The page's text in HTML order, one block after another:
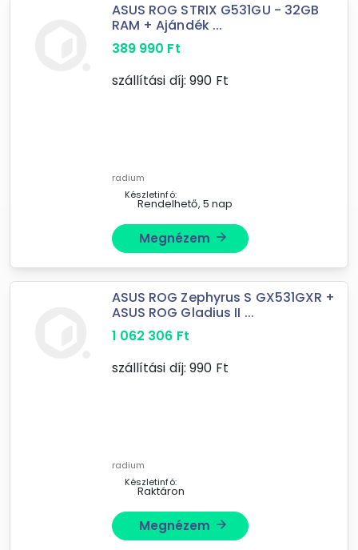
ASUS ROG STRIX G531GU - 32GB
RAM + Ajándék ...
389 990 Ft
szállítási díj: 990 Ft
radium
Készletinfó:
Rendelhető, 5 nap
Megnézem arrow_forward
ASUS ROG Zephyrus S GX531GXR +
ASUS ROG Gladius II ...
1 062 306 Ft
szállítási díj: 990 Ft
radium
Készletinfó:
Raktáron
Megnézem arrow_forward